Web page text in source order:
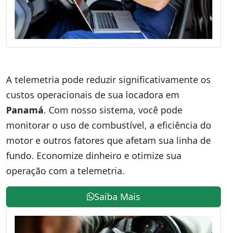
A telemetria pode reduzir significativamente os
custos operacionais de sua locadora em
Panamá. Com nosso sistema, você pode
monitorar o uso de combustível, a eficiência do
motor e outros fatores que afetam sua linha de
fundo. Economize dinheiro e otimize sua
operação com a telemetria.
Saiba Mais